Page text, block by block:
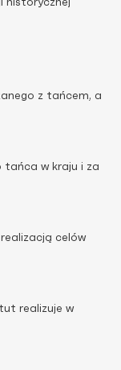
historycznej
z tańcem, a
tańca w kraju i za
celów
realizuje w